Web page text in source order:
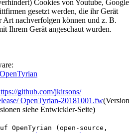
github.com/jkirsons/
OpenTyrian-20181001.fw(Version
siehe Entwickler-Seite)
OpenTyrian (open-source,